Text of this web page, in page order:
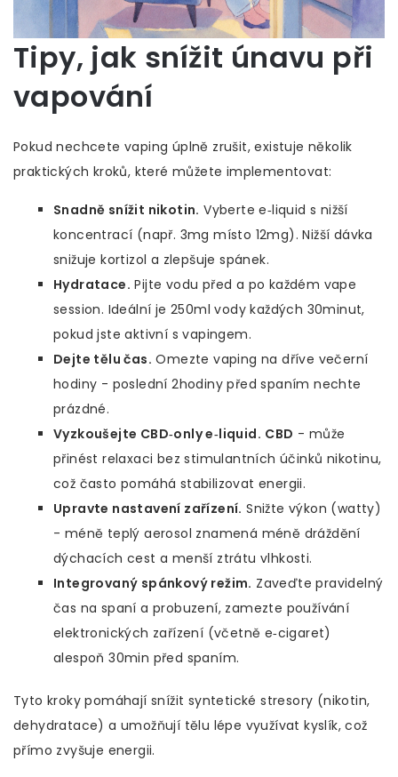
Tipy, jak snížit únavu při
vapování
Pokud nechcete vaping úplně zrušit, existuje několik
praktických kroků, které můžete implementovat:
Snadně snížit nikotin. Vyberte e‑liquid s nižší
koncentrací (např. 3mg místo 12mg). Nižší dávka
snižuje kortizol a zlepšuje spánek.
Hydratace. Pijte vodu před a po každém vape
session. Ideální je 250ml vody každých 30minut,
pokud jste aktivní s vapingem.
Dejte tělu čas. Omezte vaping na dříve večerní
hodiny - poslední 2hodiny před spaním nechte
prázdné.
Vyzkoušejte CBD‑only e‑liquid. CBD - může
přinést relaxaci bez stimulantních účinků nikotinu,
což často pomáhá stabilizovat energii.
Upravte nastavení zařízení. Snižte výkon (watty)
- méně teplý aerosol znamená méně dráždění
dýchacích cest a menší ztrátu vlhkosti.
Integrovaný spánkový režim. Zaveďte pravidelný
čas na spaní a probuzení, zamezte používání
elektronických zařízení (včetně e‑cigaret)
alespoň 30min před spaním.
Tyto kroky pomáhají snížit syntetické stresory (nikotin,
dehydratace) a umožňují tělu lépe využívat kyslík, což
přímo zvyšuje energii.